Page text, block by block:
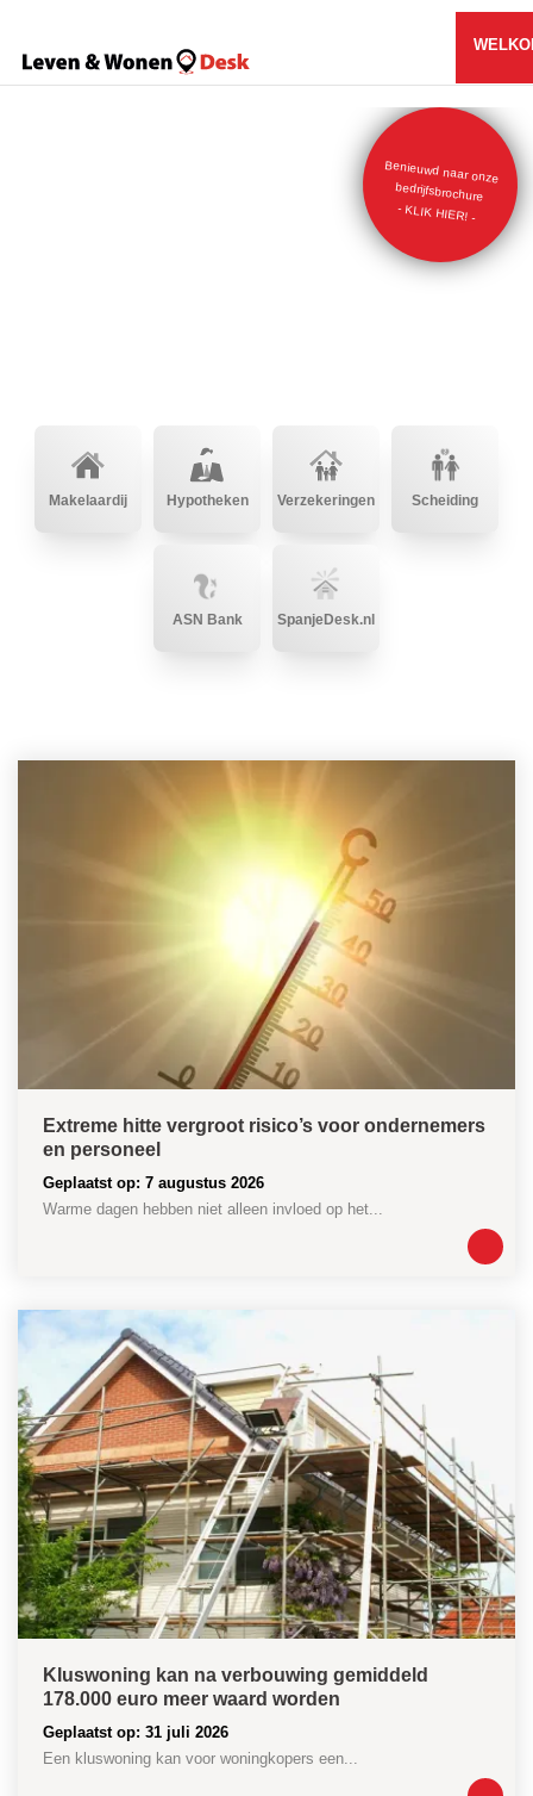
Benieuwd naar onze
bedrijfsbrochure
- KLIK HIER! -
Makelaardij Hypotheken Verzekeringen Scheiding
ASN Bank SpanjeDesk.nl
Extreme hitte vergroot risico’s voor ondernemers
en personeel
Geplaatst op: 7 augustus 2026
Warme dagen hebben niet alleen invloed op het...
Kluswoning kan na verbouwing gemiddeld
178.000 euro meer waard worden
Geplaatst op: 31 juli 2026
Een kluswoning kan voor woningkopers een...